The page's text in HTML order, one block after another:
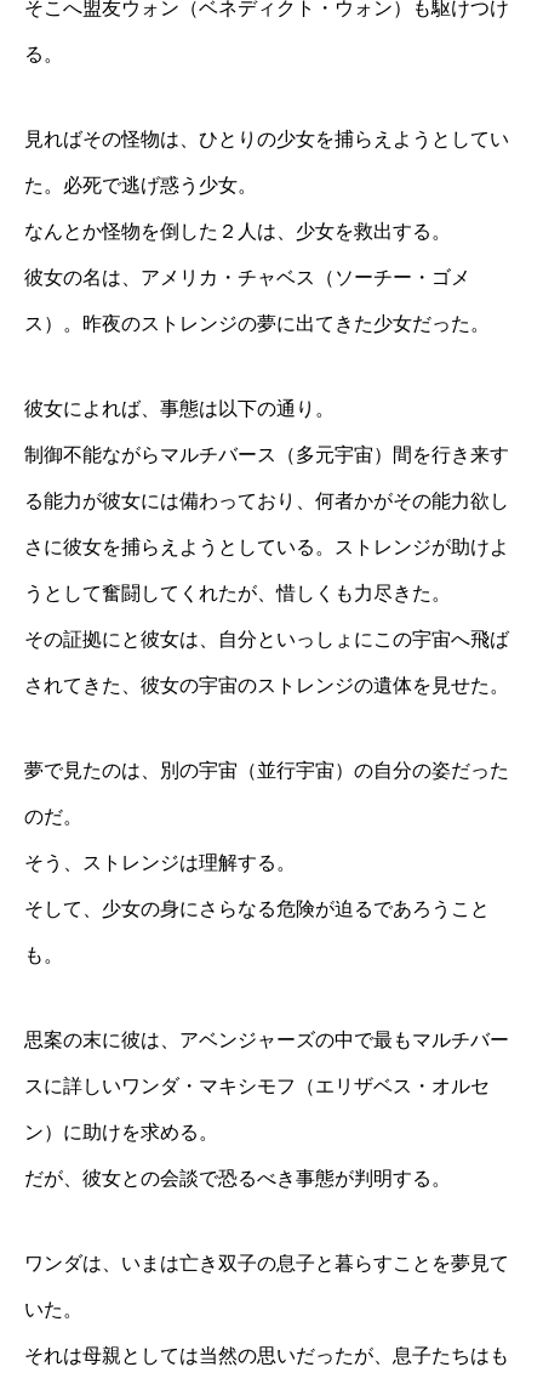
そこへ盟友ウォン（ベネディクト・ウォン）も駆けつけ
る。
見ればその怪物は、ひとりの少女を捕らえようとしてい
た。必死で逃げ惑う少女。
なんとか怪物を倒した２人は、少女を救出する。
彼女の名は、アメリカ・チャベス（ソーチー・ゴメ
ス）。昨夜のストレンジの夢に出てきた少女だった。
彼女によれば、事態は以下の通り。
制御不能ながらマルチバース（多元宇宙）間を行き来す
る能力が彼女には備わっており、何者かがその能力欲し
さに彼女を捕らえようとしている。ストレンジが助けよ
うとして奮闘してくれたが、惜しくも力尽きた。
その証拠にと彼女は、自分といっしょにこの宇宙へ飛ば
されてきた、彼女の宇宙のストレンジの遺体を見せた。
夢で見たのは、別の宇宙（並行宇宙）の自分の姿だった
のだ。
そう、ストレンジは理解する。
そして、少女の身にさらなる危険が迫るであろうこと
も。
思案の末に彼は、アベンジャーズの中で最もマルチバー
スに詳しいワンダ・マキシモフ（エリザベス・オルセ
ン）に助けを求める。
だが、彼女との会談で恐るべき事態が判明する。
ワンダは、いまは亡き双子の息子と暮らすことを夢見て
いた。
それは母親としては当然の思いだったが、息子たちはも